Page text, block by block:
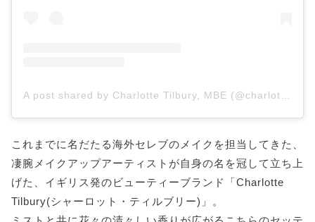
これまでに名だたる海外セレブのメイクを担当してきた、
凄腕メイクアップアーティストが自身の名を冠して立ち上
げた、イギリス発のビューティーブランド「Charlotte
Tilbury(シャーロット・ティルブリー)」。